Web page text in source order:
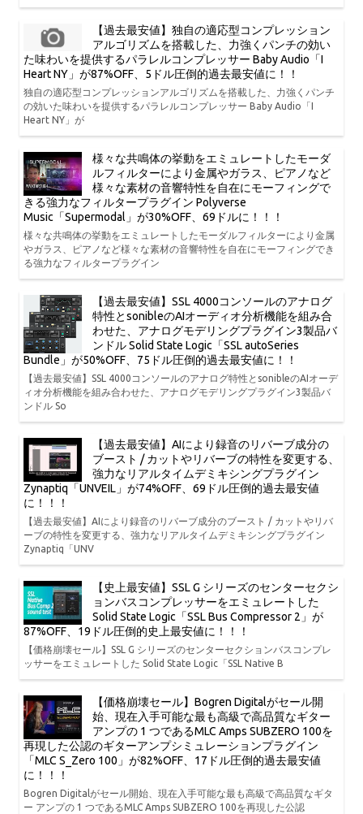
【過去最安値】独自の適応型コンプレッション
アルゴリズムを搭載した、力強くパンチの効い
た味わいを提供するパラレルコンプレッサー Baby Audio「I
Heart NY」が87%OFF、5ドル圧倒的過去最安値に！！
独自の適応型コンプレッションアルゴリズムを搭載した、力強くパンチ
の効いた味わいを提供するパラレルコンプレッサー Baby Audio「I
Heart NY」が
様々な共鳴体の挙動をエミュレートしたモーダ
ルフィルターにより金属やガラス、ピアノなど
様々な素材の音響特性を自在にモーフィングで
きる強力なフィルタープラグイン Polyverse
Music「Supermodal」が30%OFF、69ドルに！！！
様々な共鳴体の挙動をエミュレートしたモーダルフィルターにより金属
やガラス、ピアノなど様々な素材の音響特性を自在にモーフィングでき
る強力なフィルタープラグイン
【過去最安値】SSL 4000コンソールのアナログ
特性とsonibleのAIオーディオ分析機能を組み合
わせた、アナログモデリングプラグイン3製品バ
ンドル Solid State Logic「SSL autoSeries
Bundle」が50%OFF、75ドル圧倒的過去最安値に！！
【過去最安値】SSL 4000コンソールのアナログ特性とsonibleのAIオーデ
ィオ分析機能を組み合わせた、アナログモデリングプラグイン3製品バ
ンドル So
【過去最安値】AIにより録音のリバーブ成分の
ブースト / カットやリバーブの特性を変更する、
強力なリアルタイムデミキシングプラグイン
Zynaptiq「UNVEIL」が74%OFF、69ドル圧倒的過去最安値
に！！！
【過去最安値】AIにより録音のリバーブ成分のブースト / カットやリバ
ーブの特性を変更する、強力なリアルタイムデミキシングプラグイン
Zynaptiq「UNV
【史上最安値】SSL G シリーズのセンターセクシ
ョンバスコンプレッサーをエミュレートした
Solid State Logic「SSL Bus Compressor 2」が
87%OFF、19ドル圧倒的史上最安値に！！！
【価格崩壊セール】SSL G シリーズのセンターセクションバスコンプレ
ッサーをエミュレートした Solid State Logic「SSL Native B
【価格崩壊セール】Bogren Digitalがセール開
始、現在入手可能な最も高級で高品質なギター
アンプの 1 つであるMLC Amps SUBZERO 100を
再現した公認のギターアンプシミュレーションプラグイン
「MLC S_Zero 100」が82%OFF、17ドル圧倒的過去最安値
に！！！
Bogren Digitalがセール開始、現在入手可能な最も高級で高品質なギタ
ー アンプの 1 つであるMLC Amps SUBZERO 100を再現した公認